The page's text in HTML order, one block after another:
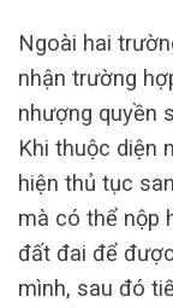
Ngoài hai
nhận trường
nhượng quyền
Khi thuộc diện
hiện thủ tục
mà có thể nộp
đất đai để
mình, sau đó